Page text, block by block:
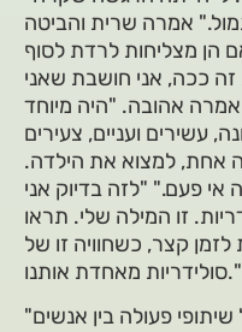
אמרה שרית והביטה
הן מצליחות לרדת לסוף
ככה, אני חושבת שאני
אהובה. "היה מיוחד
עשירים ועניים, צעירים
אחת, למצוא את הילדה.
פעם." "לזה בדיוק אני
זו המילה שלי. תראו
קצר, כשחוויה זו של
סולידריות מאחדת אותנו."
"מפגשים" מתאר סוגים שונים של שיתופי פעולה בין אנשים